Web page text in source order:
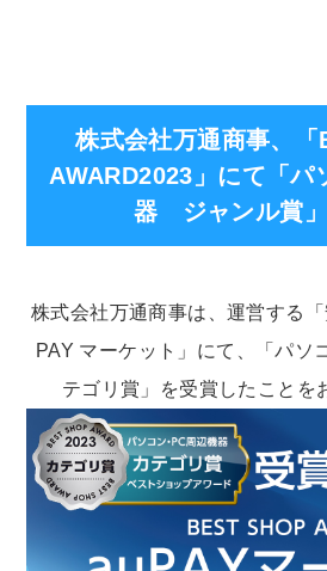
株式会社万通商事、「
AWARD2023」にて「パ
器 ジャンル賞
株式会社万通商事は、運営する
PAY マーケット」にて、「パソ
テゴリ賞」を受賞したことを